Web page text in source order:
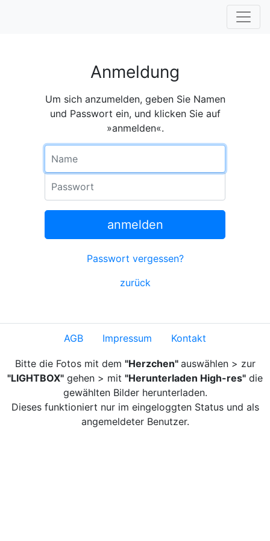
Anmeldung
Um sich anzumelden, geben Sie Namen
und Passwort ein, und klicken Sie auf
»anmelden«.
anmelden
Passwort vergessen?
zurück
AGB Impressum Kontakt
Bitte die Fotos mit dem "Herzchen" auswählen > zur
"LIGHTBOX" gehen > mit "Herunterladen High-res" die
gewählten Bilder herunterladen.
Dieses funktioniert nur im eingeloggten Status und als
angemeldeter Benutzer.